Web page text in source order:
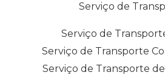
Serviço de
Serviço de
Serviço de Transporte
Serviço de Transporte